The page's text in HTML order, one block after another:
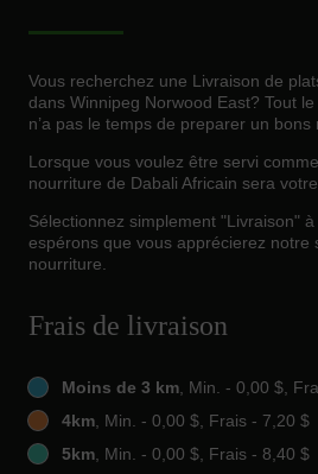
Vous recherchez une Livraison de
dans Winnipeg Norwood East? Tout
n’a pas le temps de preparer un bons
Lorsque vous voulez être servi
nourriture de Dabali Africain sera
Sélectionnez simplement "Livraison"
espérons que vous apprécierez notre
nourriture.
Frais de livraison
Moins de 3 km, Min. - 0,00 $,
4km, Min. - 0,00 $, Frais - 7,20 $
5km, Min. - 0,00 $, Frais - 8,40 $